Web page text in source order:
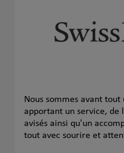
Nous sommes avant
apportant un service, de
avisés ainsi qu'un
tout avec sourire et